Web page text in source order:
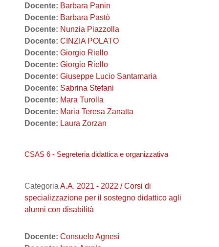
Docente: Barbara Panin
Docente: Barbara Pastò
Docente: Nunzia Piazzolla
Docente: CINZIA POLATO
Docente: Giorgio Riello
Docente: Giorgio Riello
Docente: Giuseppe Lucio Santamaria
Docente: Sabrina Stefani
Docente: Mara Turolla
Docente: Maria Teresa Zanatta
Docente: Laura Zorzan
CSAS 6 - Segreteria didattica e organizzativa
Categoria A.A. 2021 - 2022 / Corsi di
specializzazione per il sostegno didattico agli
alunni con disabilità
Docente: Consuelo Agnesi